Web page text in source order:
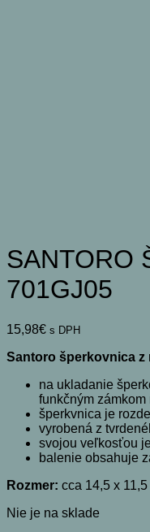
SANTORO
701GJ05
15,98€ s DPH
Santoro šperkovnica z
na ukladanie
funkčným
šperkvnica je
vyrobená z
svojou veľkosťou
balenie obsahuje
Rozmer: cca 14,5 x
Nie je na sklade